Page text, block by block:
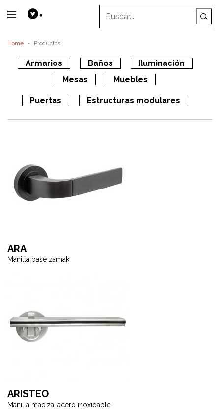
Home Productos
Armarios Baños
Iluminación
Mesas
Muebles
Puertas Estructuras modulares
ARA
Manilla base zamak
ARISTEO
Manilla maciza, acero inoxidable